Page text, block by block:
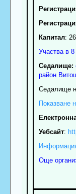
Капитал:
Участва в 8
Седалище:
район
Седалище
Показване
Уебсайт:
Още